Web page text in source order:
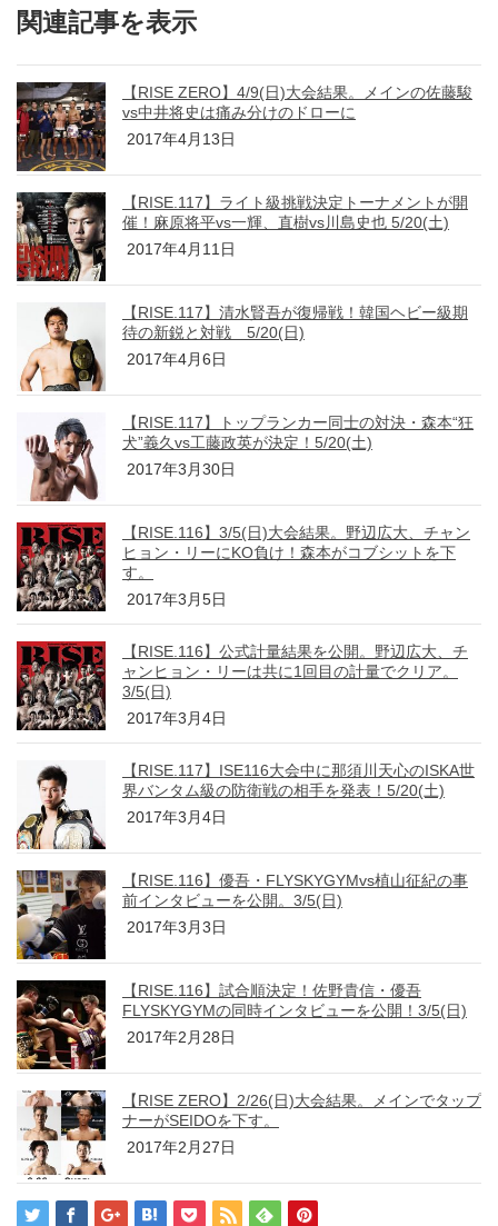
関連記事を表示
【RISE ZERO】4/9(日)大会結果。メインの佐藤駿
vs中井将史は痛み分けのドローに
2017年4月13日
【RISE.117】ライト級挑戦決定トーナメントが開
催！麻原将平vs一輝、直樹vs川島史也 5/20(土)
2017年4月11日
【RISE.117】清水賢吾が復帰戦！韓国ヘビー級期
待の新鋭と対戦 5/20(日)
2017年4月6日
【RISE.117】トップランカー同士の対決・森本“狂
犬”義久vs工藤政英が決定！5/20(土)
2017年3月30日
【RISE.116】3/5(日)大会結果。野辺広大、チャン
ヒョン・リーにKO負け！森本がコブシットを下
す。
2017年3月5日
【RISE.116】公式計量結果を公開。野辺広大、チ
ャンヒョン・リーは共に1回目の計量でクリア。
3/5(日)
2017年3月4日
【RISE.117】ISE116大会中に那須川天心のISKA世
界バンタム級の防衛戦の相手を発表！5/20(土)
2017年3月4日
【RISE.116】優吾・FLYSKYGYMvs植山征紀の事
前インタビューを公開。3/5(日)
2017年3月3日
【RISE.116】試合順決定！佐野貴信・優吾
FLYSKYGYMの同時インタビューを公開！3/5(日)
2017年2月28日
【RISE ZERO】2/26(日)大会結果。メインでタップ
ナーがSEIDOを下す。
2017年2月27日